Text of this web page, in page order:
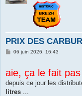
PRIX DES
M
s
a
g
e
06 juin 2026, 16:43
aie, ça le fait pas
depuis ce jour les
litres